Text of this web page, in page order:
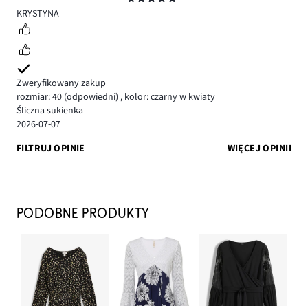
5
KRYSTYNA
Zweryfikowany zakup
rozmiar: 40 (odpowiedni) , kolor: czarny w kwiaty
Śliczna sukienka
2026-07-07
FILTRUJ OPINIE
WIĘCEJ OPINII
PODOBNE PRODUKTY